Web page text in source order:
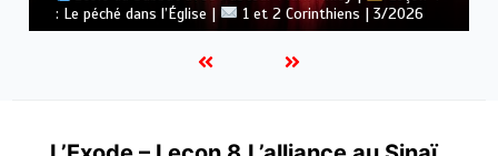
L’unité en Christ |
1 et 2 Corinthiens | 3/2026